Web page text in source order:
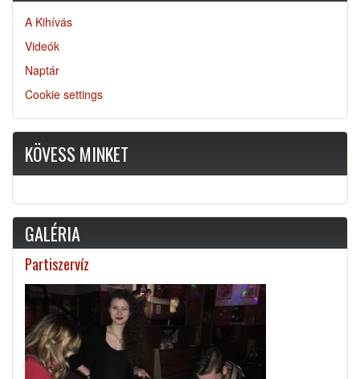
A Kihívás
Videók
Naptár
Cookie settings
KÖVESS MINKET
GALÉRIA
Partiszervíz